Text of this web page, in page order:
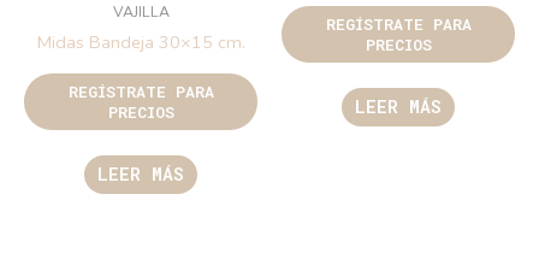
VAJILLA
Midas Bandeja 30×15 cm.
REGÍSTRATE PARA
PRECIOS
LEER MÁS
REGÍSTRATE PARA
PRECIOS
LEER MÁS